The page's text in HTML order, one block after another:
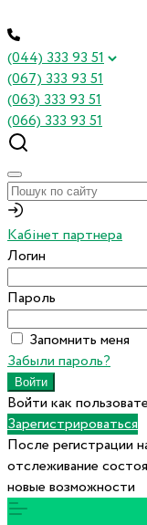
(044) 333 93 51
(067) 333 93 51
(063) 333 93 51
(066) 333 93 51
Кабінет партнера
Логин
Пароль
Запомнить меня
Забыли пароль?
Войти как
Зарегистрироваться
После регистрации
отслеживание
новые возможности